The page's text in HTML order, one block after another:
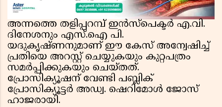
അന്നത്തെ തളിപ്പറമ്പ് ഇൻസ്പെക്ടർ എ.വി.
ദിനേശനും എസ്.ഐ പി.
യദുകൃഷ്ണനുമാണ് ഈ കേസ് അന്വേഷിച്ച്
പ്രതിയെ അറസ്റ്റ് ചെയ്യുകയും കുറ്റപത്രം
സമർപ്പിക്കുകയും ചെയ്തത്.
പ്രോസിക്യൂഷന് വേണ്ടി പബ്ലിക്
പ്രോസിക്യൂട്ടർ അഡ്വ. ഷെറിമോൾ ജോസ്
ഹാജരായി.